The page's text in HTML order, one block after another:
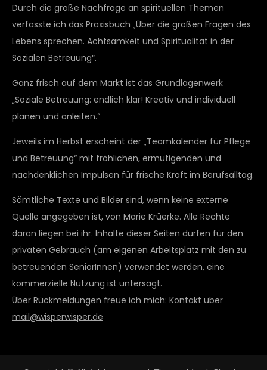
Durch die große Nachfrage an spirituellen Themen
verfasste ich das Praxisbuch „Über die großen Fragen des
Lebens sprechen. Achtsamkeit und Spiritualität in der
Sozialen Betreuung“.
Ganz frisch auf dem Markt ist das Grundlagenwerk
„Soziale Betreuung: endlich klar! Kreativ und individuell
planen und anleiten.“
Jeweils im Herbst erscheint der „Teamkalender für Pflege
und Betreuung“ mit fröhlichen, ermutigenden und
nachdenklichen Impulsen für frische Kraft im Berufsalltag.
Sämtliche Texte und Bilder sind, wenn keine externe
Quelle angegeben ist, von Marie Krüerke. Alle Rechte
daran liegen bei ihr. Inhalte dieser Seiten dürfen für den
privaten Gebrauch (am eigenen Arbeitsplatz mit den zu
betreuenden SeniorInnen) verwendet werden, eine
kommerzielle Nutzung ist untersagt.
Über Rückmeldungen freue ich mich: Kontakt über
mail@wisperwisper.de